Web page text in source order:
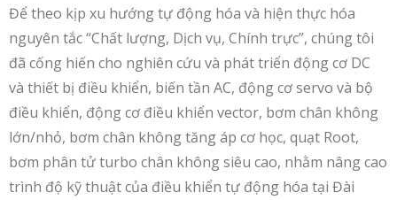
Để theo kịp xu hướng tự động hóa và hiện thực hóa
nguyên tắc “Chất lượng, Dịch vụ, Chính trực”, chúng tôi
đã cống hiến cho nghiên cứu và phát triển động cơ DC
và thiết bị điều khiển, biến tần AC, động cơ servo và bộ
điều khiển, động cơ điều khiển vector, bơm chân không
lớn/nhỏ, bơm chân không tăng áp cơ học, quạt Root,
bơm phân tử turbo chân không siêu cao, nhằm nâng cao
trình độ kỹ thuật của điều khiển tự động hóa tại Đài